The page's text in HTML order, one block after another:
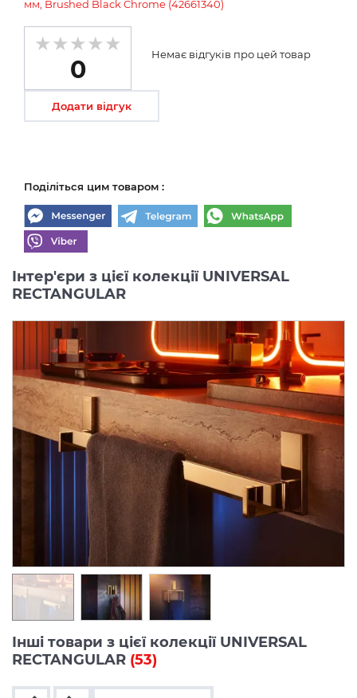
мм, Brushed Black Chrome (42661340)
0
Немає відгуків про цей товар
Додати відгук
Поділіться цим товаром :
Інтер'єри з цієї колекції UNIVERSAL
RECTANGULAR
Інші товари з цієї колекції UNIVERSAL
RECTANGULAR (53)